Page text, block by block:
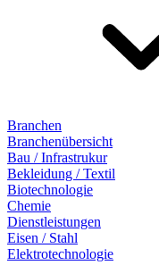
Branchen
Branchenübersicht
Bau / Infrastrukur
Bekleidung / Textil
Biotechnologie
Chemie
Dienstleistungen
Eisen / Stahl
Elektrotechnologie